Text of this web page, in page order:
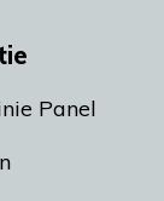
Panel